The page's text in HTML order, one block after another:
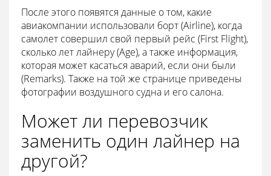
После этого появятся данные о том, какие
авиакомпании использовали борт (Airline), когда
самолет совершил свой первый рейс (First Flight),
сколько лет лайнеру (Age), а также информация,
которая может касаться аварий, если они были
(Remarks). Также на той же странице приведены
фотографии воздушного судна и его салона.
Может ли перевозчик
заменить один лайнер на
другой?